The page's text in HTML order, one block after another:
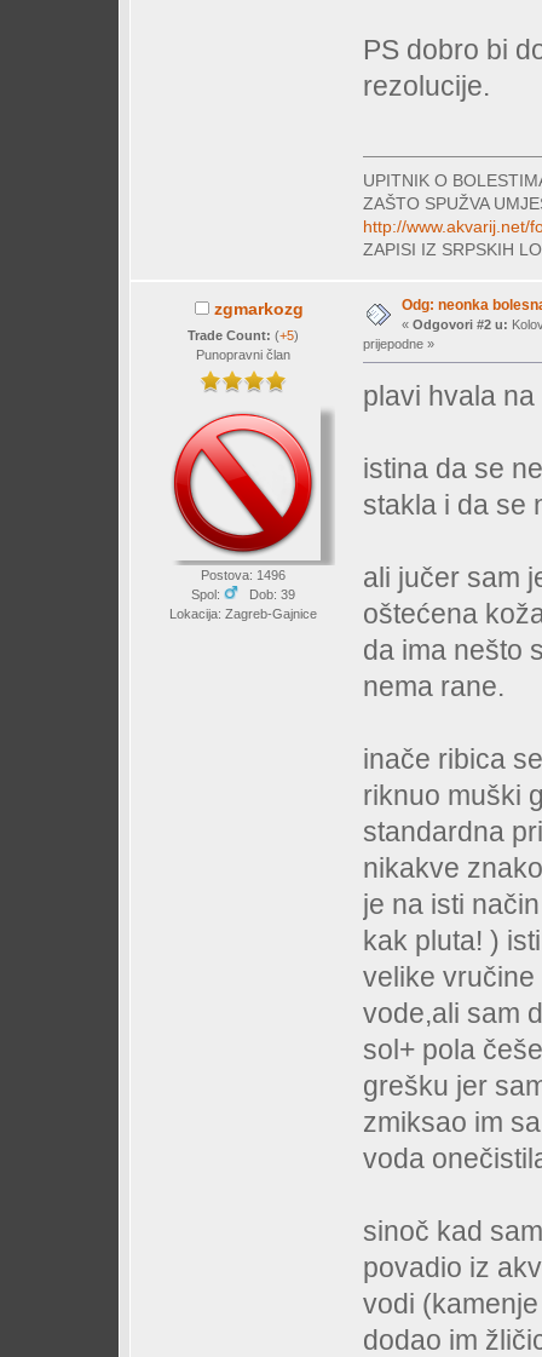
PS dobro bi
rezolucije.
UPITNIK O
ZAŠTO SPUŽVA
http://www.akvarij.net/
ZAPISI IZ SRPSKIH
zgmarkozg
Trade Count: (+5)
Punopravni član
Postova: 1496
Spol:
Dob: 39
Lokacija: Zagreb-Gajnice
Odg: neonka
« Odgovori #2 u:
prijepodne »
plavi hvala
istina da se
stakla i da se
ali jučer sam
oštećena
da ima nešto
nema rane.
inače ribica
riknuo muški
standardna
nikakve
je na isti
kak pluta! )
velike
vode,ali sam
sol+ pola
grešku jer
zmiksao im
voda
sinoč kad
povadio iz
vodi
dodao im